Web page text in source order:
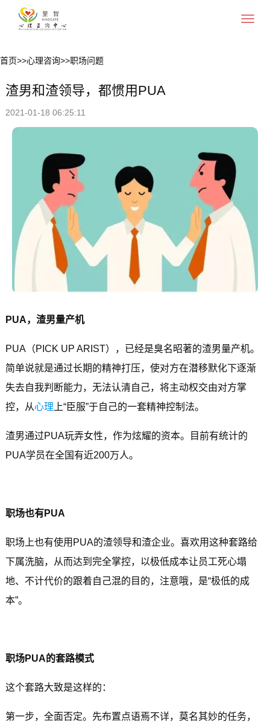
Toggle
首页>>心理咨询>>职场问题
渣男和渣领导，都惯用PUA
2021-01-18 06:25:11
PUA，渣男量产机
PUA（PICK UP ARIST），已经是臭名昭著的渣男量产机。
简单说就是通过长期的精神打压，使对方在潜移默化下逐渐
失去自我判断能力，无法认清自己，将主动权交由对方掌
控，从心理 上“臣服”于自己的一套精神控制法。
渣男通过PUA玩弄女性，作为炫耀的资本。目前有统计的
PUA学员在全国有近200万人。
职场也有PUA
职场上也有使用PUA的渣领导和渣企业。喜欢用这种套路给
下属洗脑，从而达到完全掌控，以极低成本让员工死心塌
地、不计代价的跟着自己混的目的，注意哦，是“极低的成
本”。
职场PUA的套路模式
这个套路大致是这样的：
第一步，全面否定。先布置点语焉不详，莫名其妙的任务，